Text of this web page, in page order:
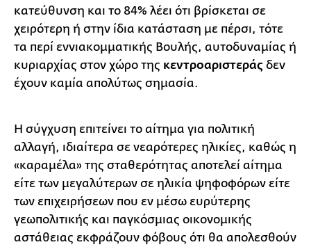
κατεύθυνση και το 84% λέει ότι βρίσκεται σε
χειρότερη ή στην ίδια κατάσταση με πέρσι, τότε
τα περί εννιακομματικής Βουλής, αυτοδυναμίας ή
κυριαρχίας στον χώρο της κεντροαριστεράς δεν
έχουν καμία απολύτως σημασία.
Η σύγχυση επιτείνει το αίτημα για πολιτική
αλλαγή, ιδιαίτερα σε νεαρότερες ηλικίες, καθώς η
«καραμέλα» της σταθερότητας αποτελεί αίτημα
είτε των μεγαλύτερων σε ηλικία ψηφοφόρων είτε
των επιχειρήσεων που εν μέσω ευρύτερης
γεωπολιτικής και παγκόσμιας οικονομικής
αστάθειας εκφράζουν φόβους ότι θα απολεσθούν